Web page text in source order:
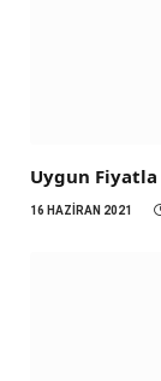
Uygun
16 HAZIRAN 2021